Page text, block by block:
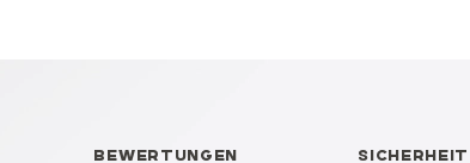
BEWERTUNGEN SICHERHEIT